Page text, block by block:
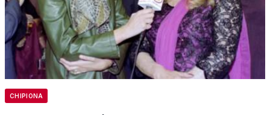
CHIPIONA